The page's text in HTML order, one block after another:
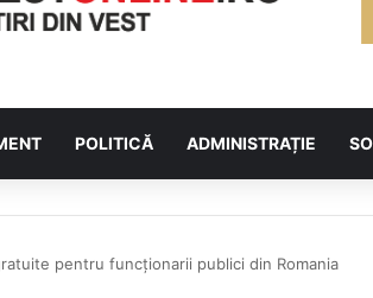
POLITICĂ ADMINISTRAȚIE
pentru funcționarii publici din Romania